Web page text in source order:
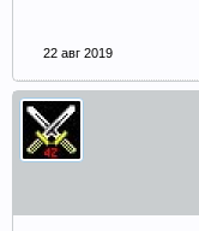
22 авг 2019